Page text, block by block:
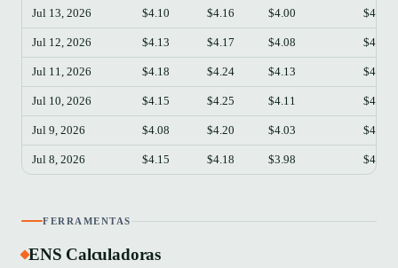
Jul 13, 2026 $4.10 $4.16 $4.00 $4.07
Jul 12, 2026 $4.13 $4.17 $4.08 $4.10
Jul 11, 2026 $4.18 $4.24 $4.13 $4.14
Jul 10, 2026 $4.15 $4.25 $4.11 $4.18
Jul 9, 2026 $4.08 $4.20 $4.03 $4.15
Jul 8, 2026 $4.15 $4.18 $3.98 $4.07
FERRAMENTAS
ENS Calculadoras